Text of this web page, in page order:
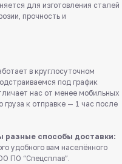
для изготовления сталей
прочность и
в круглосуточном
под график
нас от менее мобильных
груза к отправке — 1 час после
разные способы доставки:
удобного вам населённого
ПО “Спецсплав”.